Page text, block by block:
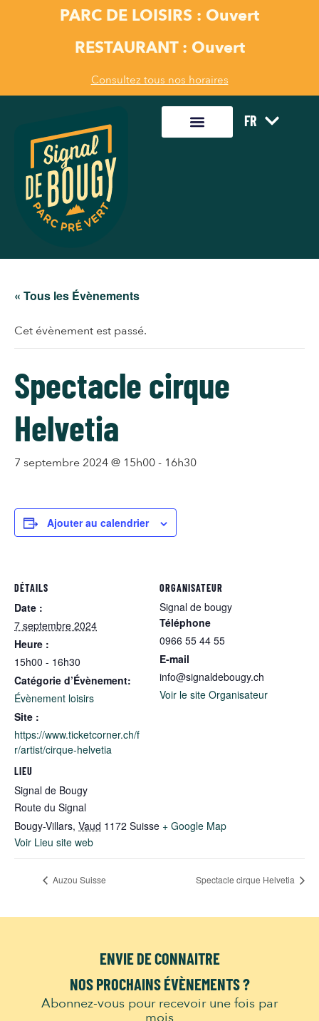
PARC DE LOISIRS : Ouvert
RESTAURANT : Ouvert
Consultez tous nos horaires
FR
« Tous les Évènements
Cet évènement est passé.
Spectacle cirque
Helvetia
7 septembre 2024 @ 15h00- 16h30
Ajouter au calendrier
DÉTAILS
Date :
7 septembre 2024
Heure :
15h00 - 16h30
Catégorie d’Évènement:
Évènement loisirs
Site :
https://www.ticketcorner.ch/f
r/artist/cirque-helvetia
LIEU
Signal de Bougy
Route du Signal
Bougy-Villars, Vaud 1172 Suisse + Google Map
Voir Lieu site web
ORGANISATEUR
Signal de bougy
Téléphone
0966 55 44 55
E-mail
info@signaldebougy.ch
Voir le site Organisateur
Auzou Suisse Spectacle cirque Helvetia
ENVIE DE CONNAITRE
NOS PROCHAINS ÉVÈNEMENTS ?
Abonnez-vous pour recevoir une fois par